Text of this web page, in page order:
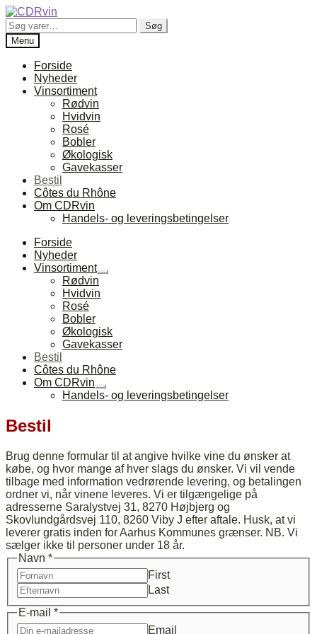
Spring
til
navigation
Spring
til
indhold
Søg
efter:
Søg
Menu
Forside
Nyheder
Vinsortiment
Rødvin
Hvidvin
Rosé
Bobler
Økologisk
Gavekasser
Bestil
Côtes du Rhône
Om CDRvin
Handels- og leveringsbetingelser
Forside
Nyheder
Vinsortiment
Udfold
Rødvin
Hvidvin
Rosé
Bobler
Økologisk
Gavekasser
Bestil
Côtes du Rhône
Om CDRvin
Udfold
undermenu
Handels- og leveringsbetingelser
Bestil
Brug denne formular til at angive hvilke vine du ønsker at
købe, og hvor mange af hver slags du ønsker. Vi vil vende
tilbage med information vedrørende levering, og betalingen
ordner vi, når vinene leveres. Vi er tilgængelige på
adresserne Saralystvej 31, 8270 Højbjerg og
Skovlundgårdsvej 110, 8260 Viby J efter aftale. Husk, at vi
leverer gratis inden for Aarhus Kommunes grænser. NB. Vi
sælger ikke til personer under 18 år.
Navn *
First
Last
DinE-mail *
Email